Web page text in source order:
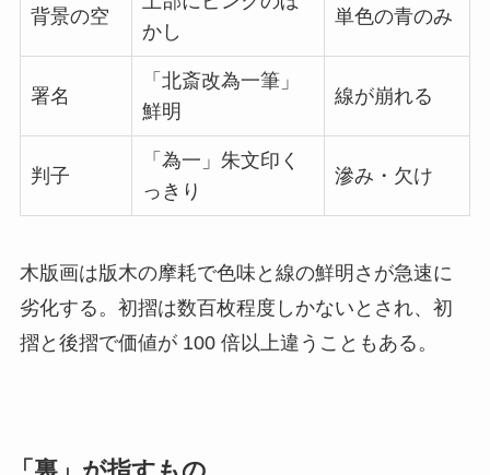
背景の空
かし
単色の青のみ
署名
「北斎改為一筆」
鮮明
線が崩れる
判子
「為一」朱文印く
っきり
滲み・欠け
木版画は版木の摩耗で色味と線の鮮明さが急速に
劣化する。初摺は数百枚程度しかないとされ、初
摺と後摺で価値が 100 倍以上違うこともある。